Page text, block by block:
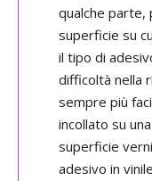
qualche parte,
superficie su
il tipo di
difficoltà nella
sempre più
incollato su
superficie
adesivo in